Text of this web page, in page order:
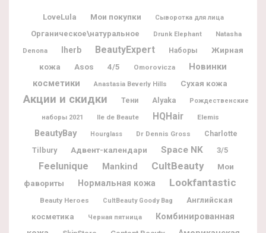
LoveLula Мои покупки Сыворотка для лица
Органическое\натуральное Drunk Elephant
Natasha
Denona
Iherb BeautyExpert Наборы
Жирная
кожа
Asos 4/5 Omorovicza
Новинки
косметики
Anastasia Beverly Hills Сухая кожа
Акции и скидки Тени Alyaka Рождественские
наборы 2021 Ile de Beaute HQHair Elemis
BeautyBay Hourglass Dr Dennis Gross
Charlotte
Tilbury
Адвент-календари Space NK 3/5
Feelunique Mankind CultBeauty
Мои
фавориты
Нормальная кожа Lookfantastic
Beauty Heroes CultBeauty Goody Bag
Английская
косметика
Черная пятница
Комбинированная